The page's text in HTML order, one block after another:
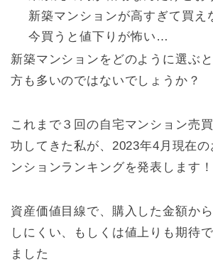
新築マンションが高すぎて買え
今買うと値下りが怖い…
新築マンションをどのように選ぶ
方も多いのではないでしょうか？
これまで３回の自宅マンション売
功してきた私が、2023年4月現在
ンションランキングを発表します！
資産価値目線で、購入した金額か
しにくい、もしくは値上りも期待
ました